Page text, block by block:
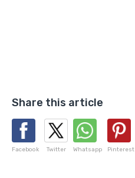
Share this article
Facebook Twitter Whatsapp Pinterest